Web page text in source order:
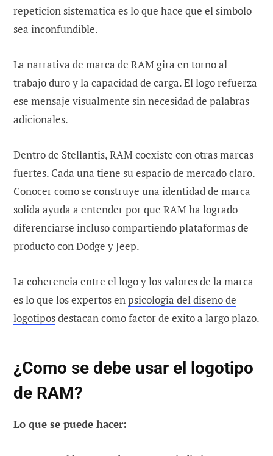
repeticion sistematica es lo que hace que el simbolo
sea inconfundible.
La narrativa de marca de RAM gira en torno al
trabajo duro y la capacidad de carga. El logo refuerza
ese mensaje visualmente sin necesidad de palabras
adicionales.
Dentro de Stellantis, RAM coexiste con otras marcas
fuertes. Cada una tiene su espacio de mercado claro.
Conocercomo se construye una identidad de marca
solida ayuda a entender por que RAM ha logrado
diferenciarse incluso compartiendo plataformas de
producto con Dodge y Jeep.
La coherencia entre el logo y los valores de la marca
es lo que los expertos enpsicologia del diseno de
logotiposdestacan como factor de exito a largo plazo.
¿Como se debe usar el logotipo
de RAM?
Lo que se puede hacer: